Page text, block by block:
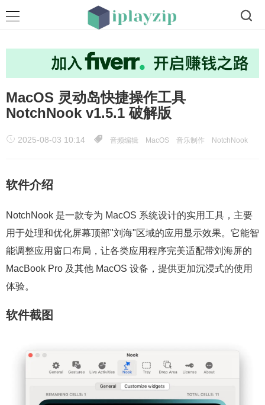
MacOS 灵动岛快捷操作工具
NotchNook v1.5.1 破解版
2025-08-03 10:14 音频编辑 MacOS 音乐制作 NotchNook
软件介绍
NotchNook 是一款专为 MacOS 系统设计的实用工具，主要
用于处理和优化屏幕顶部"刘海"区域的应用显示效果。它能智
能调整应用窗口布局，让各类应用程序完美适配带刘海屏的
MacBook Pro 及其他 MacOS 设备，提供更加沉浸式的使用
体验。
软件截图